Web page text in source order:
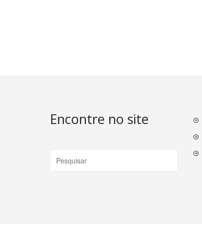
Encontre no site